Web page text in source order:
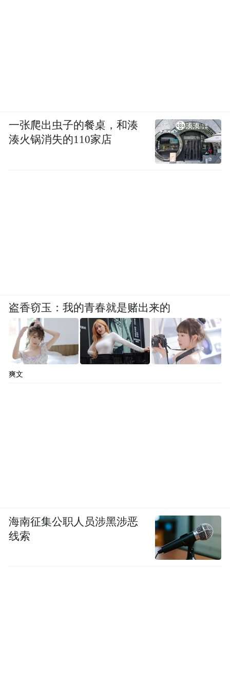
一张爬出虫子的餐桌，和湊
湊火锅消失的110家店
盗香窃玉：我的青春就是赌出来的
爽文
海南征集公职人员涉黑涉恶
线索